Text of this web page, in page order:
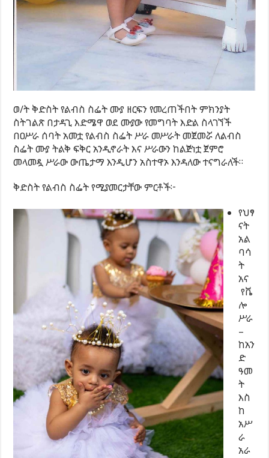
ወ/ት ቅድስት የልብስ ስፌት ሙያ ዘርፍን የመረጠችበት ምክንያት
ስትገልጽ በታዳጊ እድሜዋ ወደ ሙያው የመግባት እድል ስላገኘች
በዐሥራ ሰባት አመቷ የልብስ ስፌት ሥራ መሥራት መጀመሯ ለልብስ
ስፌት ሙያ ትልቅ ፍቅር አንዲኖራት እና ሥራውን ከልጅነቷ ጀምሮ
መላመዷ ሥራው ውጤታማ እንዲሆን አስተዋኦ እንዳለው ተናግራለች።
ቅድስት የልብስ ስፌት የሚያመርታቸው ምርቶች፦
የህፃ
ናት
አል
ባሳ
ት
አና
የቬ
ሎ
ሥራ
–
ከአን
ድ
ዓመ
ት
እስ
ከ
አሥ
ራ
አራ